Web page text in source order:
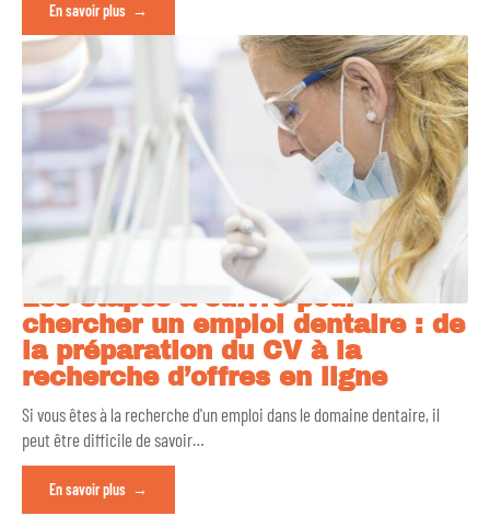
En savoir plus
Les étapes à suivre pour
chercher un emploi dentaire : de
la préparation du CV à la
recherche d’offres en ligne
Si vous êtes à la recherche d'un emploi dans le domaine dentaire, il
peut être difficile de savoir…
En savoir plus